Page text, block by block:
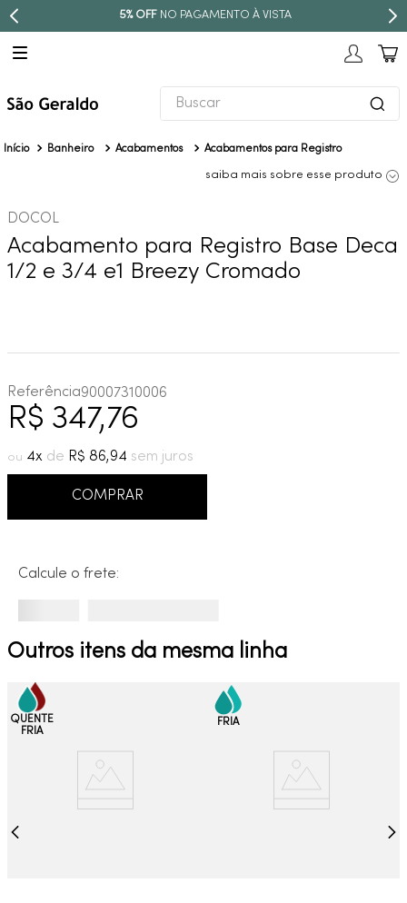
5% OFF NO PAGAMENTO À VISTA
Buscar
Banheiro Acabamentos Acabamentos para Registro
saiba mais sobre esse produto
DOCOL
Acabamento para Registro Base Deca
1/2 e 3/4 e1 Breezy Cromado
Referência90007310006
R$ 347,76
4 R$ 86,94
COMPRAR
Calcule o frete:
Outros itens da mesma linha
TERMOS MAIS BUSCADOS
4
deca acabamento registro
7º
red gold
8º
black matte
9º
cobre escovado
10 º grafite escovado